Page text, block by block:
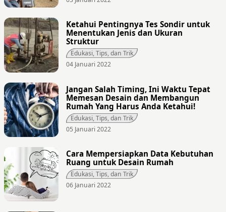
Ketahui Pentingnya Tes Sondir untuk
Menentukan Jenis dan Ukuran
Struktur
Edukasi, Tips, dan Trik
04 Januari 2022
Jangan Salah Timing, Ini Waktu Tepat
Memesan Desain dan Membangun
Rumah Yang Harus Anda Ketahui!
Edukasi, Tips, dan Trik
05 Januari 2022
Cara Mempersiapkan Data Kebutuhan
Ruang untuk Desain Rumah
Edukasi, Tips, dan Trik
06 Januari 2022